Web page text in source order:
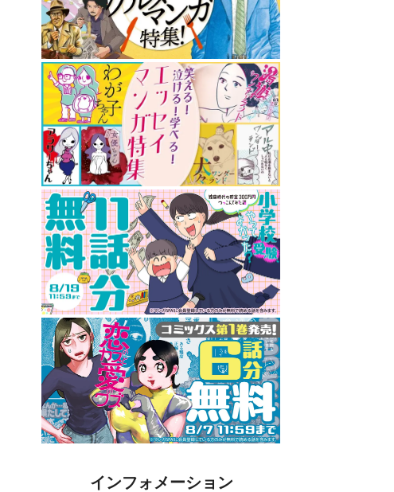
インフォメーション